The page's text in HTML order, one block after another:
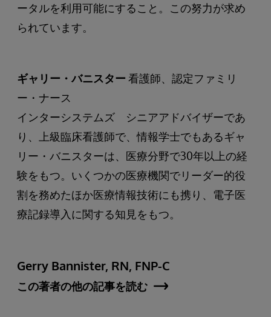
ータルを利用可能にすること。この努力が求め
られています。
ギャリー・バニスター 看護師、認定ファミリ
ー・ナース
インターシステムズ シニアアドバイザーであ
り、上級臨床看護師で、情報学士でもあるギャ
リー・バニスターは、医療分野で30年以上の経
験をもつ。いくつかの医療機関でリーダー的役
割を務めたほか医療情報技術にも携り、電子医
療記録導入に関する知見をもつ。
Gerry Bannister, RN, FNP-C
この著者の他の記事を読む